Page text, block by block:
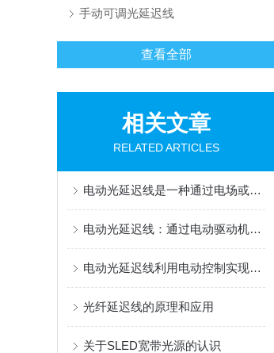
手动可调光延迟线
查看全部
相关文章
RELATED ARTICLES
电动光延迟线是一种通过电场或电机控制调节光信号传输路径或速度的设备
电动光延迟线：通过电动驱动机构准确控制光信号传输延迟时间
电动光延迟线利用电动控制实现光信号延迟
光纤延迟线的原理和应用
关于SLED宽带光源的认识